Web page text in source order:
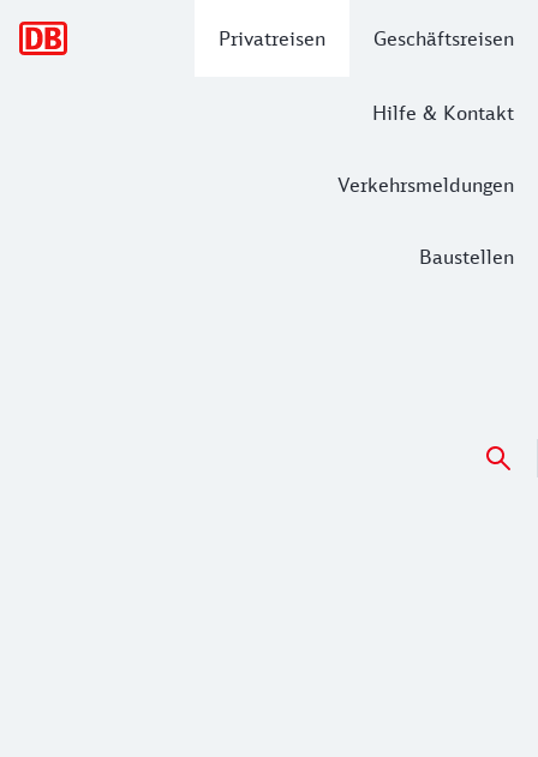
Privatreisen Geschäftsreisen
Hilfe & Kontakt
Verkehrsmeldungen
Baustellen